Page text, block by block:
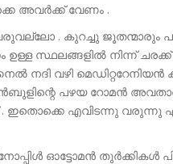
അവർക്ക് വേണം .
. കുറച്ചു ജൂതന്മാരും
ഉള്ള സ്ഥലങ്ങളിൽ നിന്ന്
നദി വഴി മെഡിറ്ററേനിയൻ
പഴയ റോമൻ
. ഇതൊക്കെ എവിടന്നു
ഓട്ടോമൻ തുർക്കികൾ